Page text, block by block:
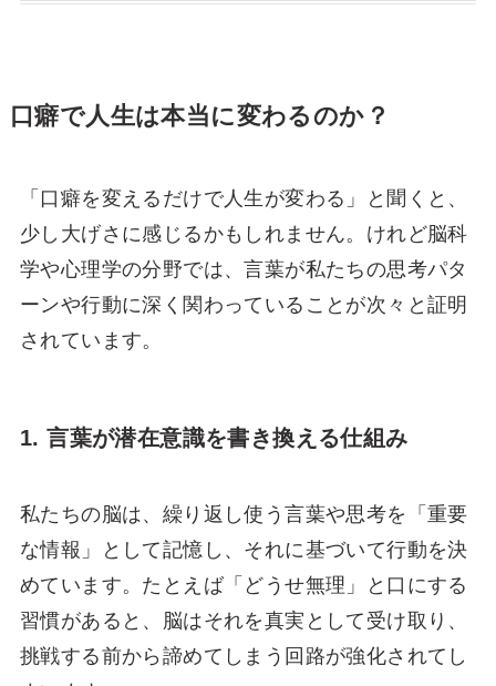
口癖で人生は本当に変わるのか？
「口癖を変えるだけで人生が変わる」と聞くと、
少し大げさに感じるかもしれません。けれど脳科
学や心理学の分野では、言葉が私たちの思考パタ
ーンや行動に深く関わっていることが次々と証明
されています。
1. 言葉が潜在意識を書き換える仕組み
私たちの脳は、繰り返し使う言葉や思考を「重要
な情報」として記憶し、それに基づいて行動を決
めています。たとえば「どうせ無理」と口にする
習慣があると、脳はそれを真実として受け取り、
挑戦する前から諦めてしまう回路が強化されてし